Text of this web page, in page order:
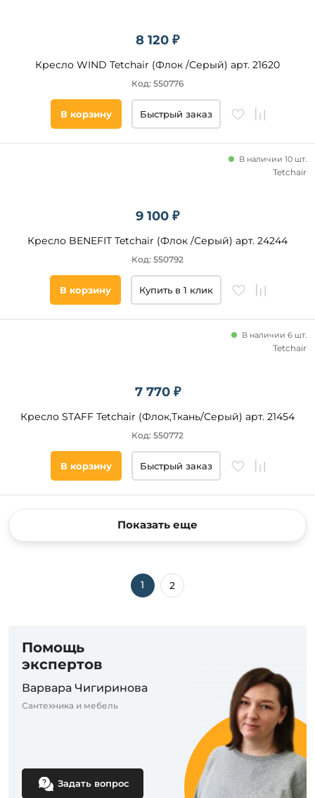
8 120 ₽
Кресло WIND Tetchair (Флок /Серый) арт. 21620
Код: 550776
В корзину Быстрый заказ
9 100 ₽
Кресло BENEFIT Tetchair (Флок /Серый) арт. 24244
В наличии 10 шт.
Код: 550792
Tetchair
В корзину Купить в 1 клик
7 770 ₽
Кресло STAFF Tetchair (Флок,Ткань/Серый) арт. 21454
В наличии 6 шт.
Код: 550772
Tetchair
В корзину Быстрый заказ
Показать еще
1 2
Помощь
экспертов
Варвара Чигиринова
Сантехника и мебель
Задать вопрос